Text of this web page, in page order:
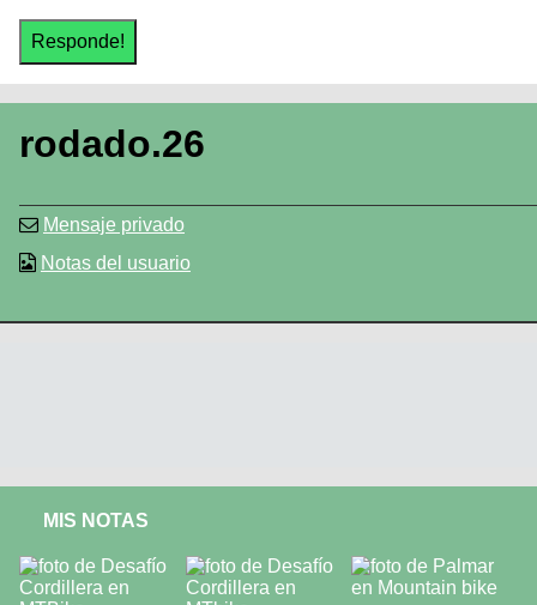
rodado.26
Mensaje privado
Notas del usuario
MIS NOTAS